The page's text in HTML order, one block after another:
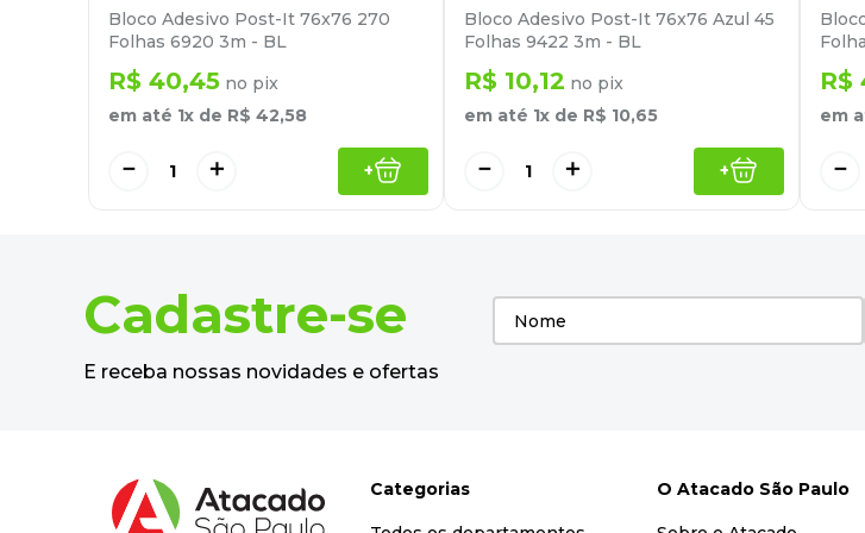
Bloco Adesivo Post-It 76x76 270
Folhas 6920 3m - BL
R$ 40,45 no pix
em até 1x de R$ 42,58
＋
－ +
Bloco Adesivo Post-It 76x76 Azul 45
Folhas 9422 3m - BL
R$ 10,12 no pix
em até 1x de R$ 10,65
＋
－ +
R$
em
－
Cadastre-se
E receba nossas novidades e ofertas
Categorias O Atacado São Paulo